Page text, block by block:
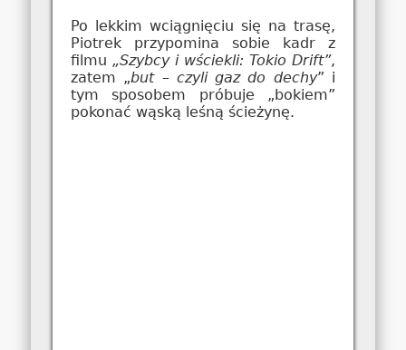
Po lekkim wciągnięciu się na trasę,
Piotrek przypomina sobie kadr z
filmu „Szybcy i wściekli: Tokio Drift”,
zatem „but – czyli gaz do dechy” i
tym sposobem próbuje „bokiem”
pokonać wąską leśną ścieżynę.